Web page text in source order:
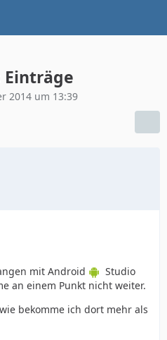
2014 um 13:39
mit Android
Studio
an einem Punkt nicht weiter.
bekomme ich dort mehr als